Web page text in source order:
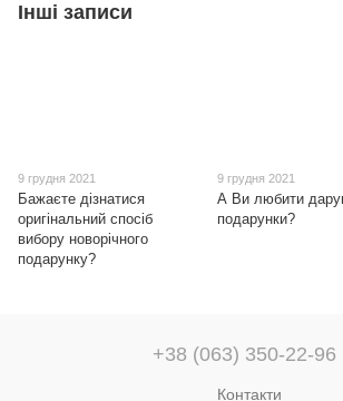
Інші записи
9 грудня 2021
Бажаєте дізнатися
оригінальний спосіб
вибору новорічного
подарунку?
9 грудня 2021
А Ви любити
подарунки?
+38 (063) 350-22-96
Контакти